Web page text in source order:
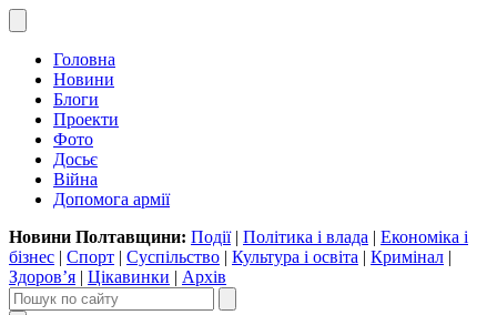
Головна
Новини
Блоги
Проекти
Фото
Досьє
Війна
Допомога армії
Новини Полтавщини: Події| Політика і влада | Економіка і
бізнес | Спорт | Суспільство | Культура і освіта | Кримінал |
Здоров’я | Цікавинки | Архів